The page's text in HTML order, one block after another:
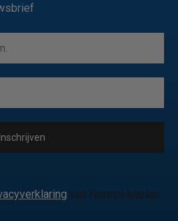
Inschrijven
van Horeca koelen